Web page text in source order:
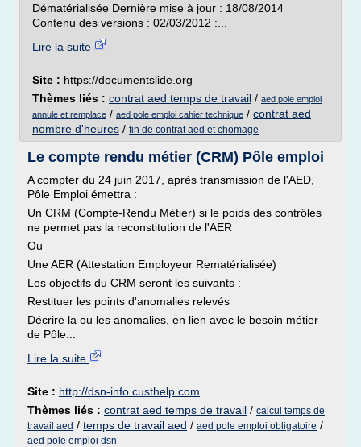
Dématérialisée Dernière mise à jour : 18/08/2014
Contenu des versions : 02/03/2012 :...
Lire la suite
Site : https://documentslide.org
Thèmes liés : contrat aed temps de travail / aed pole emploi
annule et remplace / aed pole emploi cahier technique / contrat aed
nombre d'heures / fin de contrat aed et chomage
Le compte rendu métier (CRM) Pôle emploi
A compter du 24 juin 2017, après transmission de l'AED,
Pôle Emploi émettra :
Un CRM (Compte-Rendu Métier) si le poids des contrôles
ne permet pas la reconstitution de l'AER
Ou
Une AER (Attestation Employeur Rematérialisée)
Les objectifs du CRM seront les suivants :
Restituer les points d'anomalies relevés
Décrire la ou les anomalies, en lien avec le besoin métier
de Pôle...
Lire la suite
Site : http://dsn-info.custhelp.com
Thèmes liés : contrat aed temps de travail / calcul temps de
travail aed / temps de travail aed / aed pole emploi obligatoire /
aed pole emploi dsn